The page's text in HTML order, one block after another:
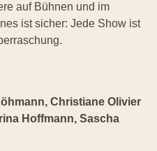
auf Bühnen und im
ist sicher: Jede Show ist
Christiane Olivier
Hoffmann, Sascha